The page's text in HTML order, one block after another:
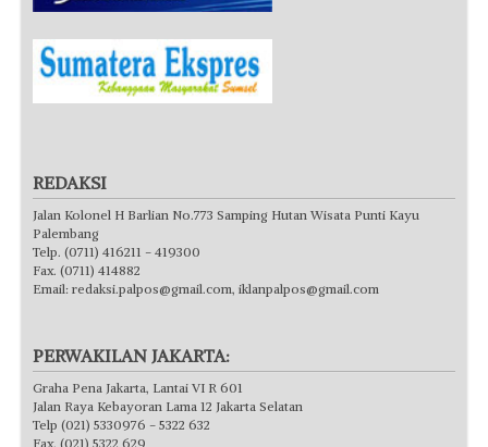
REDAKSI
Jalan Kolonel H Barlian No.773 Samping Hutan Wisata Punti Kayu
Palembang
Telp. (0711) 416211 - 419300
Fax. (0711) 414882
Email: redaksi.palpos@gmail.com, iklanpalpos@gmail.com
PERWAKILAN JAKARTA:
Graha Pena Jakarta, Lantai VI R 601
Jalan Raya Kebayoran Lama 12 Jakarta Selatan
Telp (021) 5330976 - 5322 632
Fax. (021) 5322 629